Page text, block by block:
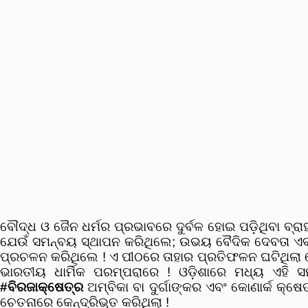
ବୌଦ୍ଧ ଓ ଜୈନ ଧର୍ମର ପ୍ରଭାବରେ ଦୁର୍ବଳ ହୋଇ ପଡ଼ିଥିବା
ଯେଉଁ ସମନ୍ବୟ ସ୍ଥାପନ କରିଥିଲେ; ଉଭୟ ବୈଦିକ ଦେବତା
ପ୍ରଚଳନ କରିଥିଲେ ! ଏ ପୀଠରେ ତାହାର ପ୍ରତିଫଳନ ଘଟିଥିଲା
ଭାରତୀୟ ଧାର୍ମିକ ପରମ୍ପରାରେ ! ଓଡ଼ିଶାରେ ମଧ୍ୟ ଏହି
#ବିରଜାକ୍ଷେତ୍ରଅମ୍ବିକା ବା ଦୁର୍ଗାଙ୍କର ଏବଂ କୋଣାର୍କ
ଚେତନାରେ କେନ୍ଦ୍ରିଭୂତ କରିଥିଲା !